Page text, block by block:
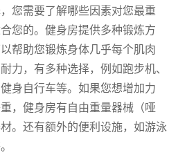
您需要了解哪些因素对您最重
您的。健身房提供多种锻炼方
帮助您锻炼身体几乎每个肌肉
力，有多种选择，例如跑步机、
身自行车等。如果您想增加力
，健身房有自由重量器械（哑
。还有额外的便利设施，如游泳